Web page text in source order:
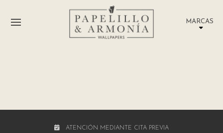
MARCAS
ATENCIÓN MEDIANTE CITA PREVIA